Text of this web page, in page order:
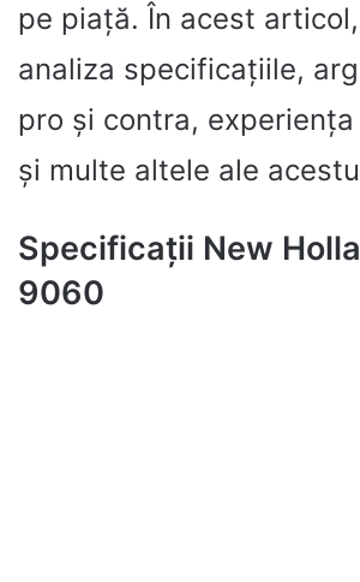
pe piață. În acest
analiza specificațiile,
pro și contra,
și multe altele ale
Specificații New
9060